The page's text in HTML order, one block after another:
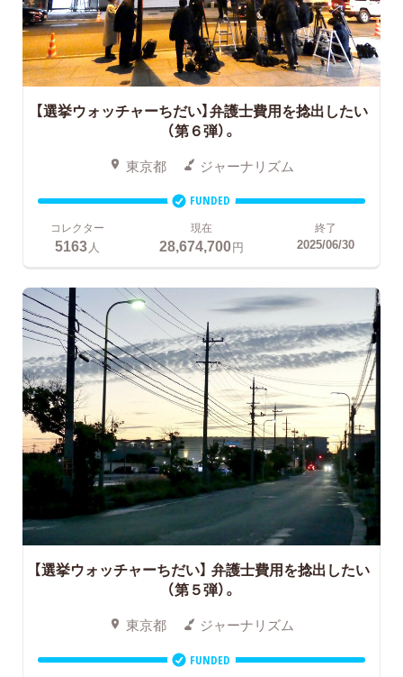
【選挙ウォッチャーちだい】弁護士費用を捻出したい
（第６弾）。
東京都 ジャーナリズム
FUNDED
コレクター
5163 人
現在
28,674,700円
終了
2025/06/30
【選挙ウォッチャーちだい】 弁護士費用を捻出したい
（第５弾）。
東京都 ジャーナリズム
FUNDED